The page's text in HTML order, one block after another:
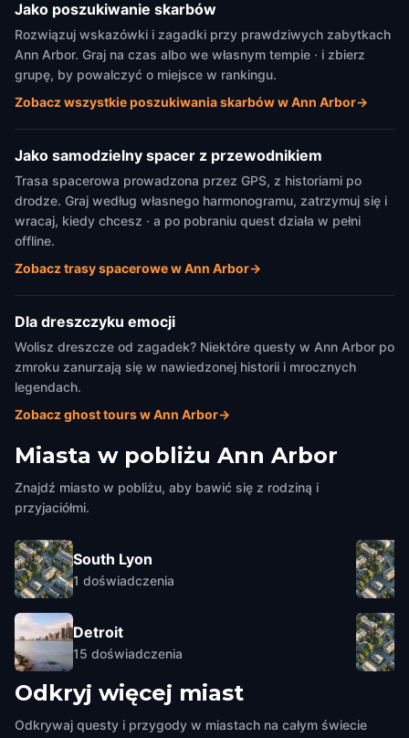
Jako poszukiwanie skarbów
Rozwiązuj wskazówki i zagadki przy prawdziwych zabytkach
Ann Arbor. Graj na czas albo we własnym tempie · i zbierz
grupę, by powalczyć o miejsce w rankingu.
Zobacz wszystkie poszukiwania skarbów w Ann Arbor→
Jako samodzielny spacer z przewodnikiem
Trasa spacerowa prowadzona przez GPS, z historiami po
drodze. Graj według własnego harmonogramu, zatrzymuj się i
wracaj, kiedy chcesz · a po pobraniu quest działa w pełni
offline.
Zobacz trasy spacerowe w Ann Arbor→
Dla dreszczyku emocji
Wolisz dreszcze od zagadek? Niektóre questy w Ann Arbor po
zmroku zanurzają się w nawiedzonej historii i mrocznych
legendach.
Zobacz ghost tours w Ann Arbor→
Miasta w pobliżu Ann Arbor
Znajdź miasto w pobliżu, aby bawić się z rodziną i
przyjaciółmi.
South Lyon
1 doświadczenia
Detroit
15 doświadczenia
Odkryj więcej miast
Odkrywaj questy i przygody w miastach na całym świecie